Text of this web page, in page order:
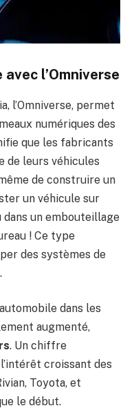
l’Omniverse
l’Omniverse, permet
numériques des
que les fabricants
de leurs véhicules
de construire un
un véhicule sur
un embouteillage
! Ce type
des systèmes de
dans les
augmenté,
. Un chiffre
croissant des
Toyota, et
le début.